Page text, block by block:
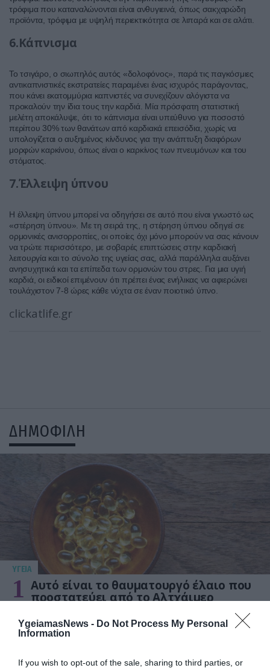
YgeiamasNews - Do Not Process My Personal
Information
If you wish to opt-out of the sale, sharing to third parties, or
τρόφιμα που καταναλώνονται είναι ανθυγιεινά, όπως σακχαρώδη
προϊόντα, τρόφιμα με υψηλή περιεκτικότητα σε λιπαρά και σε αλάτι.
6.Κάπνισμα
Το τσιγάρο, ο σιωπηλός αυτός «δολοφόνος», παρά τις παγκόσμιες
αντικαπνιστικές εκστρατείες παραμένει ένας ισχυρός παράγοντας,
που κάνει εκατομμύρια καπνιστές να συνεχίζουν αλόγιστα να
προκαλούν την ίδια τους την καρδιά. Μία πρόσφατη στατιστική
μελέτη αποκάλυψε, ότι το κάπνισμα είναι υπεύθυνο για ποσοστό
περίπου 30% των θανάτων από καρδιακά επεισόδια, χωρίς να
υπολογίζεται ο αυξημένος κίνδυνος για την ανάπτυξη διαφόρων
μορφών καρκίνου, όπως είναι ο καρκίνος των πνευμόνων και του
στόματος.
7.Έλλειψη ύπνου
Η έλλειψη ύπνου μπορεί να οδηγήσει σε αυτό που είναι γνωστό ως
«στέρηση ύπνου». Με τη σειρά της, η στέρηση ύπνου οδηγεί σε
ορμονικές ανισορροπίες, οι οποίες όχι μόνο μπορούν να σας κάνουν
να τρώτε περισσότερο, με σοβαρές επιπτώσεις στην καρδιακή
λειτουργία και το σύνολο της υγείας σας, αλλά παράλληλα αυξάνει
ανησυχητικά και τα επίπεδα των ορμονών του στρες. Για μια υγιή
καρδιά, οι ειδικοί επιμένουν ότι πρέπει ένας ενήλικας να αφιερώνει
τουλάχιστον 7-8 ώρες κάθε νύχτα σε έναν ποιοτικό ύπνο.
clickatlife.gr
ΔΗΜΟΦΙΛΗ
ΥΓΕΙΑ
1 Αυτό είναι το θαυματουργό έλαιο που
προστατεύει από το Αλτχάιμερ